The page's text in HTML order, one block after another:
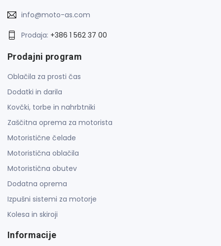
info@moto-as.com
Prodaja: +386 1 562 37 00
Prodajni program
Oblačila za prosti čas
Dodatki in darila
Kovčki, torbe in nahrbtniki
Zaščitna oprema za motorista
Motoristične čelade
Motoristična oblačila
Motoristična obutev
Dodatna oprema
Izpušni sistemi za motorje
Kolesa in skiroji
Informacije